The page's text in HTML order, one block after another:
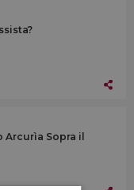
Arcurìa Sopra il